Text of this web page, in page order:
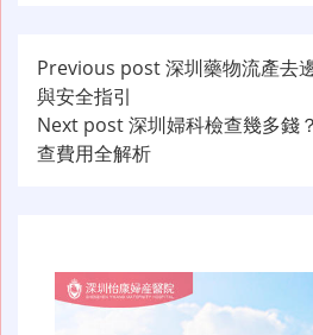
文
章
导
Previous post深圳藥物流產去
與安全指引
Next post深圳婦科檢查幾多錢
查費用全解析